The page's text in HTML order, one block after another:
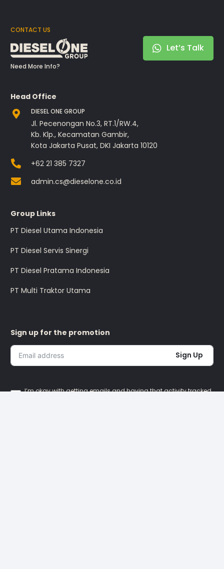
CONTACT US
Need More Info?
Let’s Talk
Head Office
DIESEL ONE GROUP
Jl. Pecenongan No.3, RT.1/RW.4,
Kb. Klp., Kecamatan Gambir,
Kota Jakarta Pusat, DKI Jakarta 10120
+62 21 385 7327
admin.cs@dieselone.co.id
Group Links
PT Diesel Utama Indonesia
PT Diesel Servis Sinergi
PT Diesel Pratama Indonesia
PT Multi Traktor Utama
Sign up for the promotion
Sign Up
I’m okay with getting emails and having that activity tracked